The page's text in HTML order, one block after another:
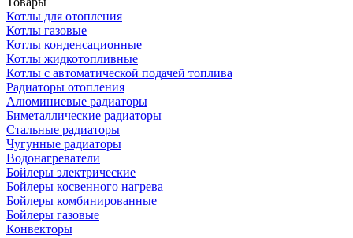
Котлы для отопления
Котлы газовые
Котлы конденсационные
Котлы жидкотопливные
Котлы с автоматической подачей топлива
Радиаторы отопления
Алюминиевые радиаторы
Биметаллические радиаторы
Стальные радиаторы
Чугунные радиаторы
Водонагреватели
Бойлеры электрические
Бойлеры косвенного нагрева
Бойлеры комбинированные
Бойлеры газовые
Конвекторы